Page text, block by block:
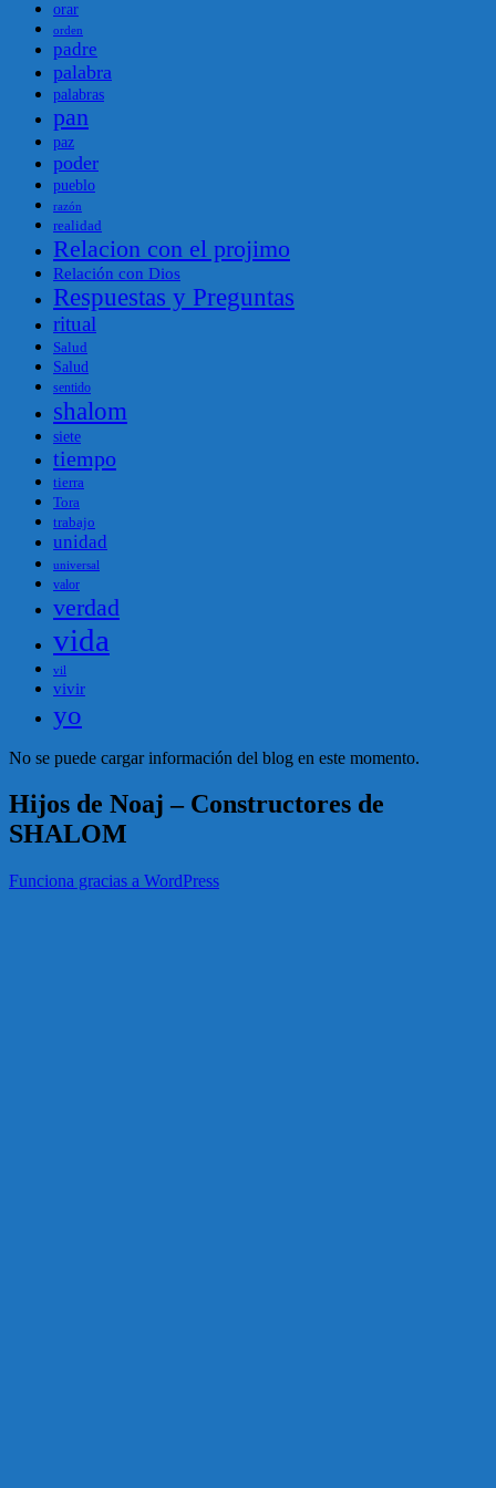
orar
orden
padre
palabra
palabras
pan
paz
poder
pueblo
razón
realidad
Relacion con el projimo
Relación con Dios
Respuestas y Preguntas
ritual
Salud
Salud
sentido
shalom
siete
tiempo
tierra
Tora
trabajo
unidad
universal
valor
verdad
vida
vil
vivir
yo
No se puede cargar información del blog en este momento.
Hijos de Noaj – Constructores de
SHALOM
Funciona gracias a WordPress